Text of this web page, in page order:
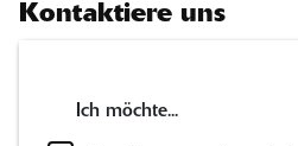
Kontaktiere uns
Ich möchte...